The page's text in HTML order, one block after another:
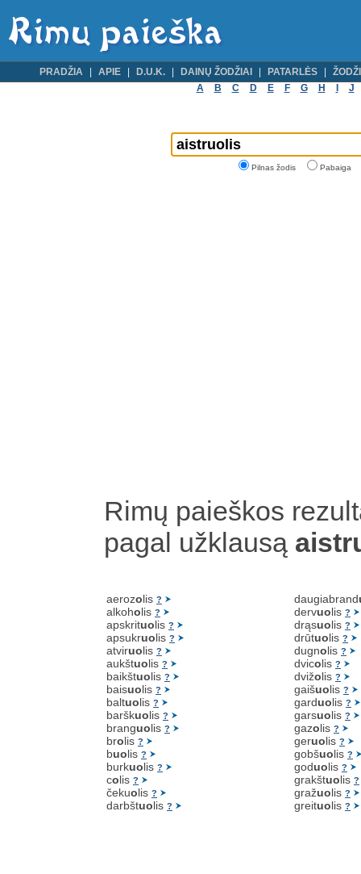
PRADŽIA APIE D.U.K. DAINŲ ŽODŽIAI PATARLĖS
A
B C D E F G H J
Pilnas žodis Pabaiga
Rimų paieškos
pagal užklausą
aerozolis ?
alkoholis ?
apskrituolis ?
apsukruolis ?
atviruolis ?
aukštuolis ?
baikštuolis ?
baisuolis ?
baltuolis ?
barškuolis ?
branguolis ?
brolis ?
buolis ?
burkuolis ?
colis ?
čekuolis ?
darbštuolis ?
daugiabrand
dervuolis ?
drąsuolis ?
drūtuolis ?
dugnolis ?
dvicolis ?
dvižolis ?
gaišuolis ?
garduolis ?
garsuolis ?
gazolis ?
geruolis ?
gobšuolis ?
goduolis ?
grakštuolis ?
gražuolis ?
greituolis ?